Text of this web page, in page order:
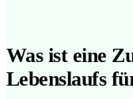
Was ist eine
Lebenslaufs